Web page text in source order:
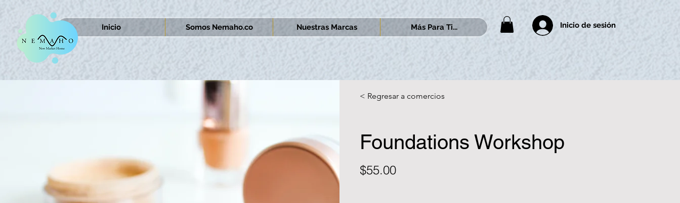
Inicio Somos Nemaho.co Nuestras Marcas Más Para Ti... Inicio de sesión
< Regresar a comercios
Foundations Workshop
$55.00